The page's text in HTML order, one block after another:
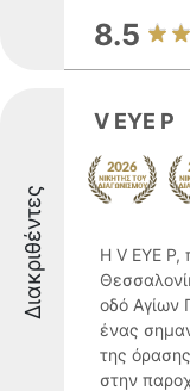
8.5
Διακριθέντες
V EYE P
Η V EYE P,
οδό Αγίων
ένας
της
στην